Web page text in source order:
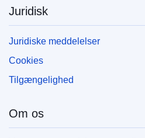
Juridisk
Juridiske meddelelser
Cookies
Tilgængelighed
Om os